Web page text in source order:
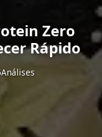
Zero
Rápido
Análises